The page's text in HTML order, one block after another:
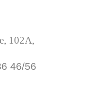
102А,
46/56